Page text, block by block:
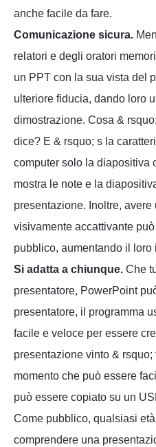
anche facile da fare.
Comunicazione sicura.
relatori e degli oratori
un PPT con la sua vista del
ulteriore fiducia, dando loro
dimostrazione. Cosa &
dice? E & rsquo; s la
computer solo la diapositiva
mostra le note e la
presentazione. Inoltre,
visivamente accattivante
pubblico, aumentando il loro
Si adatta a chiunque. Che
presentatore, PowerPoint
presentatore, il programma
facile e veloce per essere
presentazione vinto &
momento che può essere
può essere copiato su un
Come pubblico, qualsiasi
comprendere una